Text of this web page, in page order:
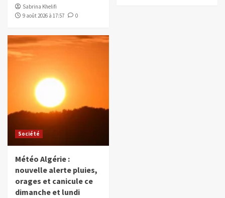
Sabrina Khelifi
9 août 2026 à 17:57
0
Société
Météo Algérie :
nouvelle alerte pluies,
orages et canicule ce
dimanche et lundi